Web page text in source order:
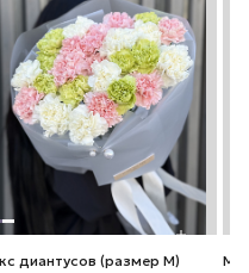
диантусов (размер М)